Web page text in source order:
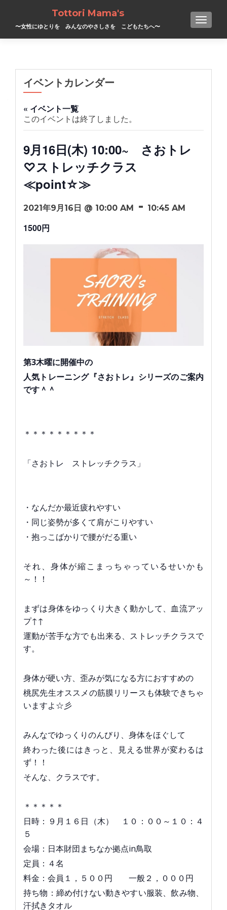
Tottori Mama's
〜女性にゆとりを みんなのやさしさを こどもたちへ〜
イベントカレンダー
« イベント一覧
このイベントは終了しました。
9月16日(木) 10:00~ さおトレ
♡ストレッチクラス
≪point☆≫
2021年9月16日 @ 10:00 AM - 10:45 AM
1500円
第3木曜に開催中の
人気トレーニング『さおトレ』シリーズのご案内
です＾＾
＊＊＊＊＊＊＊＊＊
「さおトレ ストレッチクラス」
・なんだか最近疲れやすい
・同じ姿勢が多くて肩がこりやすい
・抱っこばかりで腰がだる重い
それ、身体が縮こまっちゃっているせいかも
～！！
まずは身体をゆっくり大きく動かして、血流アッ
プ↑↑
運動が苦手な方でも出来る、ストレッチクラスで
す。
身体が硬い方、歪みが気になる方におすすめの
桃尻先生オススメの筋膜リリースも体験できちゃ
いますよ☆彡
みんなでゆっくりのんびり、身体をほぐして
終わった後にはきっと、見える世界が変わるは
ず！！
そんな、クラスです。
＊＊＊＊＊
日時：９月１６日（木） １０：００～１０：４
５
会場：日本財団まちなか拠点in鳥取
定員：４名
料金：会員１，５００円 一般２，０００円
持ち物：締め付けない動きやすい服装、飲み物、
汗拭きタオル